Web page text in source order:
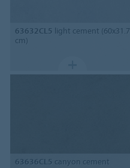
63632CL5 light cement (60x31.7
cm)
63636CL5 canyon cement